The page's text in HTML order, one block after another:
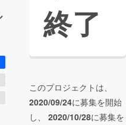
終了
このプロジェクトは、
2020/09/24に募集を開始
し、 2020/10/28に募集を